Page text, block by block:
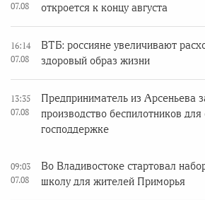
07.08
откроется к концу августа
16:14
07.08
ВТБ: россияне увеличивают
здоровый образ жизни
13:35
07.08
Предприниматель из Арсеньева
производство беспилотников для
господдержке
09:03
07.08
Во Владивостоке стартовал
школу для жителей Приморья